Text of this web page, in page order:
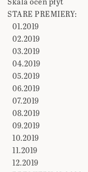
STARE PREMIERY:
01.2019
02.2019
03.2019
04.2019
05.2019
06.2019
07.2019
08.2019
09.2019
10.2019
11.2019
12.2019